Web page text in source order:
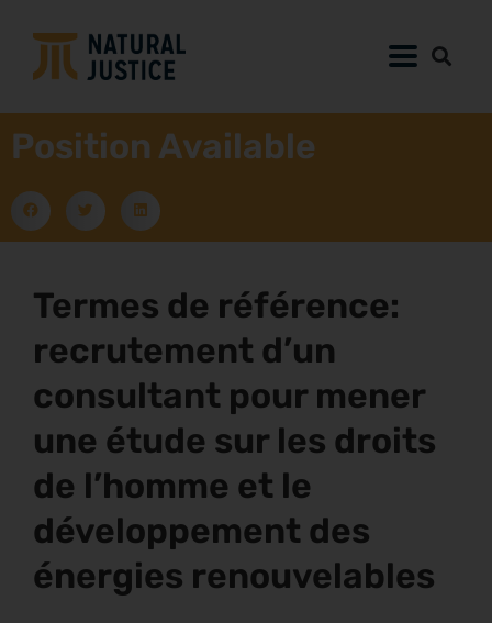
Position Available
Termes de référence:
recrutement d’un
consultant pour mener
une étude sur les droits
de l’homme et le
développement des
énergies renouvelables